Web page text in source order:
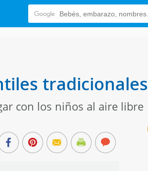
tradicionales
con los niños al aire libre